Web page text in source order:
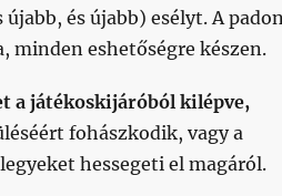
és újabb) esélyt. A
minden eshetőségre készen.
a játékoskijáróból kilépve,
fohászkodik, vagy a
hessegeti el magáról.